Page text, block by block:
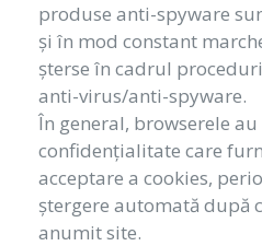
produse anti-spyware
și în mod constant
șterse în cadrul
anti-virus/anti-spyware.
În general, browserele
confidențialitate care
acceptare a cookies,
ștergere automată după
anumit site.